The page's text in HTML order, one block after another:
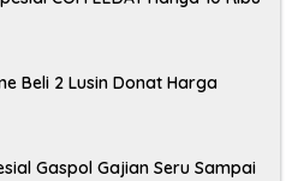
Beli 2 Lusin Donat Harga
Gaspol Gajian Seru Sampai